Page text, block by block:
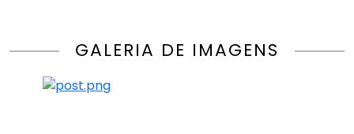
GALERIA DE IMAGENS